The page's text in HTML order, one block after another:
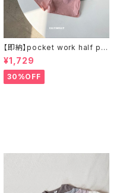
【即納】pocket work half pa
nts ワークハーフパンツ
¥1,729
30%OFF